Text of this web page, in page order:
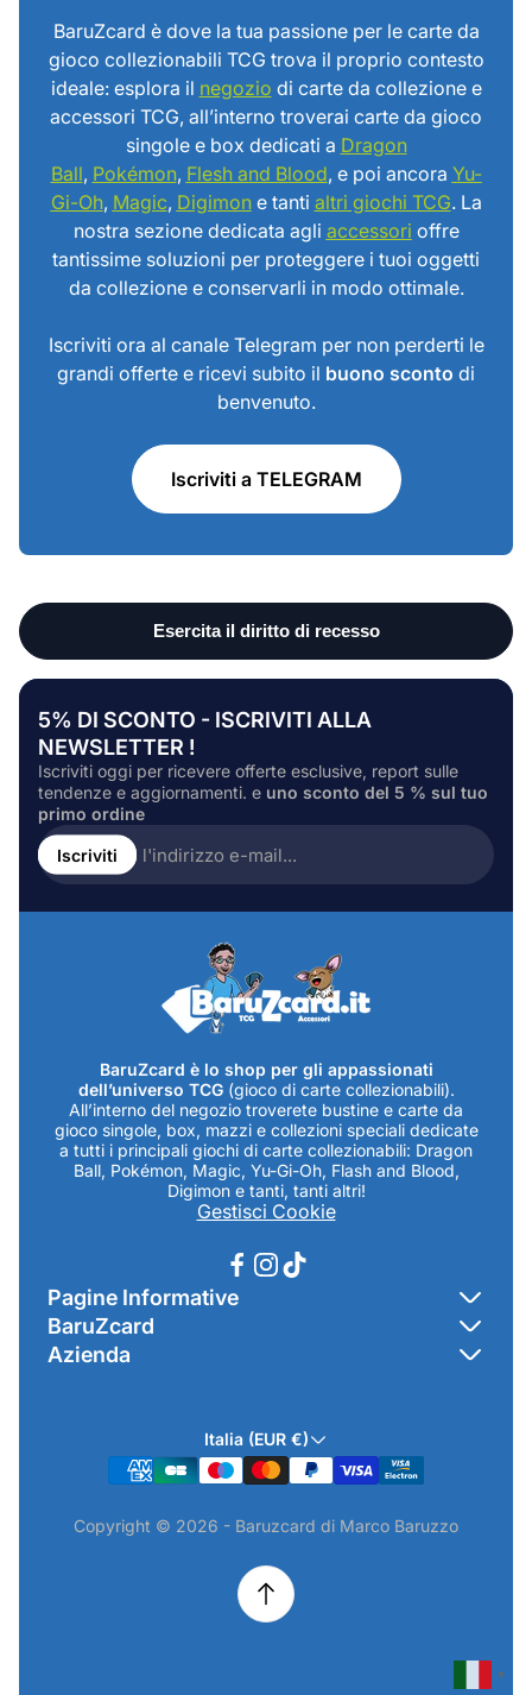
BaruZcard è dove la tua passione per le carte da
gioco collezionabili TCG trova il proprio contesto
ideale: esplora il negozio di carte da collezione e
accessori TCG, all’interno troverai carte da gioco
singole e box dedicati a Dragon
Ball, Pokémon, Flesh and Blood, e poi ancora Yu-
Gi-Oh, Magic, Digimone tanti altri giochi TCG. La
nostra sezione dedicata agli accessori offre
tantissime soluzioni per proteggere i tuoi oggetti
da collezione e conservarli in modo ottimale.
Iscriviti ora al canale Telegram per non perderti le
grandi offerte e ricevi subito il buono sconto di
benvenuto.
Iscriviti a TELEGRAM
5% DI SCONTO - ISCRIVITI ALLA
NEWSLETTER !
Iscriviti oggi per ricevere offerte esclusive, report sulle
tendenze e aggiornamenti. e uno sconto del 5 % sul tuo
primo ordine
Inserire
l'indirizzo
e-
Iscriviti
BaruZcard è lo shop per gli appassionati
dell’universo TCG (gioco di carte collezionabili).
All’interno del negozio troverete bustine e carte da
gioco singole, box, mazzi e collezioni speciali dedicate
a tutti i principali giochi di carte collezionabili: Dragon
Ball, Pokémon, Magic, Yu-Gi-Oh, Flash and Blood,
Digimon e tanti, tanti altri!
Gestisci Cookie
Pagine Informative
Contatti
Termini & Condizioni
Informativa Prodotti ExtraEU
BaruZcard
Chi-sono
Scopri il Negozio Fisico !
Azienda
Indirizzo Negozio: Via Luigi Valentini 1a Traversa - SNC
19021 Arcola (SP)
P.IVA.: 01520250117
Telefono/Whatsapp: 3288853914
Italia (EUR €)
Copyright © 2026 - Baruzcard di Marco Baruzzo
▼